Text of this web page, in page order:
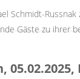
Schmidt-
Gäste zu ihrer